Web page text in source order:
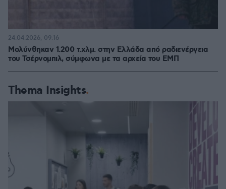
Μολύνθηκαν 1.200 τ.χλμ. στην Ελλάδα από ραδιενέργεια
του Τσέρνομπιλ, σύμφωνα με τα αρχεία του ΕΜΠ
24.04.2026, 09:16
Thema Insights